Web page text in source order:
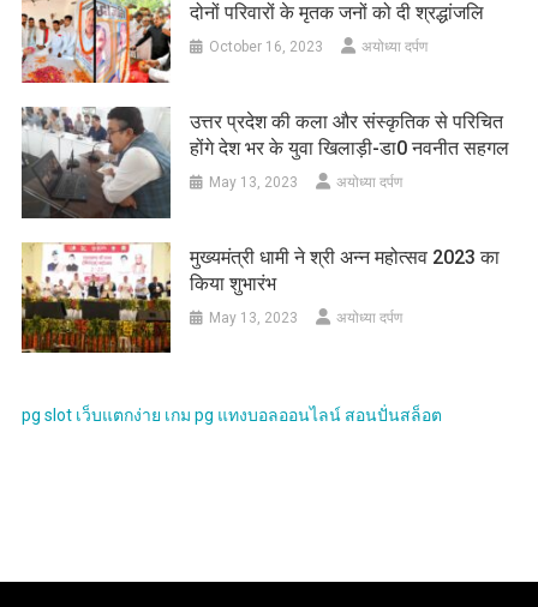
दोनों परिवारों के मृतक जनों को दी श्रद्धांजलि
October 16, 2023 अयोध्या दर्पण
उत्तर प्रदेश की कला और संस्कृतिक से परिचित
होंगे देश भर के युवा खिलाड़ी-डा0 नवनीत सहगल
May 13, 2023 अयोध्या दर्पण
मुख्यमंत्री धामी ने श्री अन्न महोत्सव 2023 का
किया शुभारंभ
May 13, 2023 अयोध्या दर्पण
pg slot เว็บแตกง่าย เกม pg แทงบอลออนไลน์ สอนปั่นสล็อต